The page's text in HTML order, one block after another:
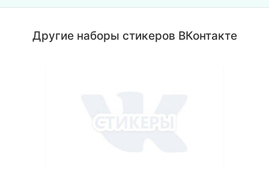
Другие наборы стикеров ВКонтакте